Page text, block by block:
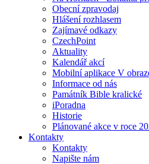
Obecní zpravodaj
Hlášení rozhlasem
Zajímavé odkazy
CzechPoint
Aktuality
Kalendář akcí
Mobilní aplikace V
Informace od nás
Památník Bible kralické
iPoradna
Historie
Plánované akce v roce
Kontakty
Kontakty
Napište nám